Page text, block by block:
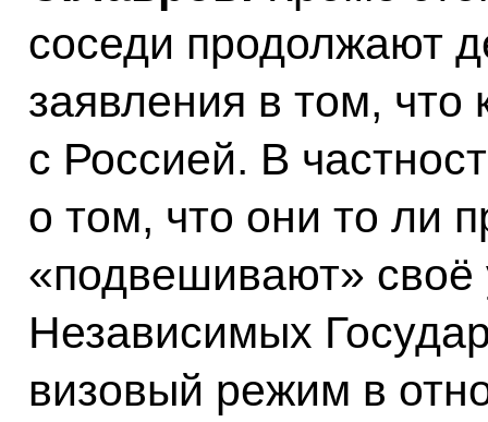
соседи продолжают
заявления в том, что
с Россией. В
о том, что они то ли
«подвешивают» своё
Независимых
визовый режим в